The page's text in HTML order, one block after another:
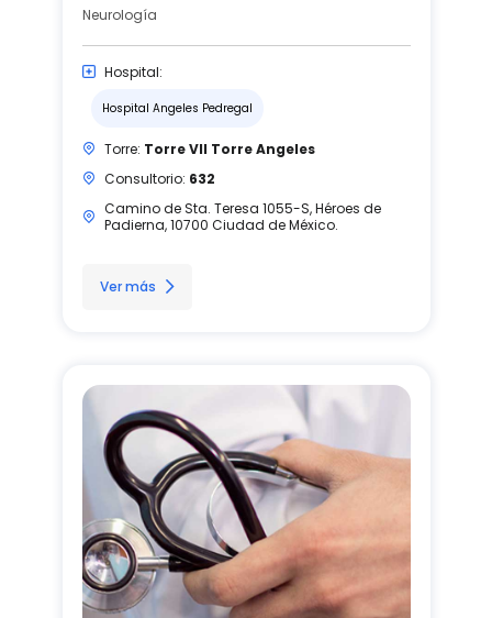
Neurología
Hospital:
Hospital Angeles Pedregal
Torre: Torre VII Torre Angeles
Consultorio: 632
Camino de Sta. Teresa 1055-S, Héroes de
Padierna, 10700 Ciudad de México.
Ver más